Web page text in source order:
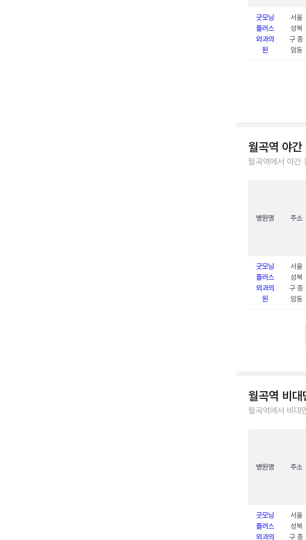
굿모닝
플러스
외과의
원
서울
성북
구 종
암동
월곡역 야간
월곡역에서 야간
병원명 주소
굿모닝
플러스
외과의
원
서울
성북
구 종
암동
월곡역 비대
월곡역에서 비대
병원명 주소
굿모닝
플러스
외과의
서울
성북
구 종